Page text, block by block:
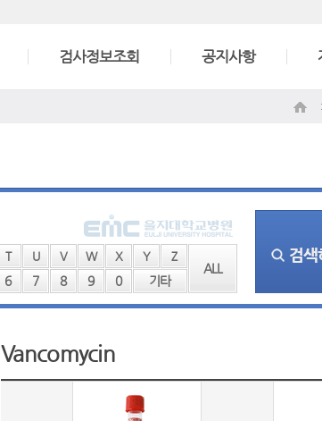
검사정보조회 공지사항
T U V W X Y Z
6 7 8 9 0 기타
ALL
Vancomycin